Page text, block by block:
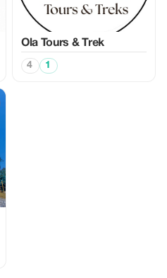
Ola Tours & Trek
4 1